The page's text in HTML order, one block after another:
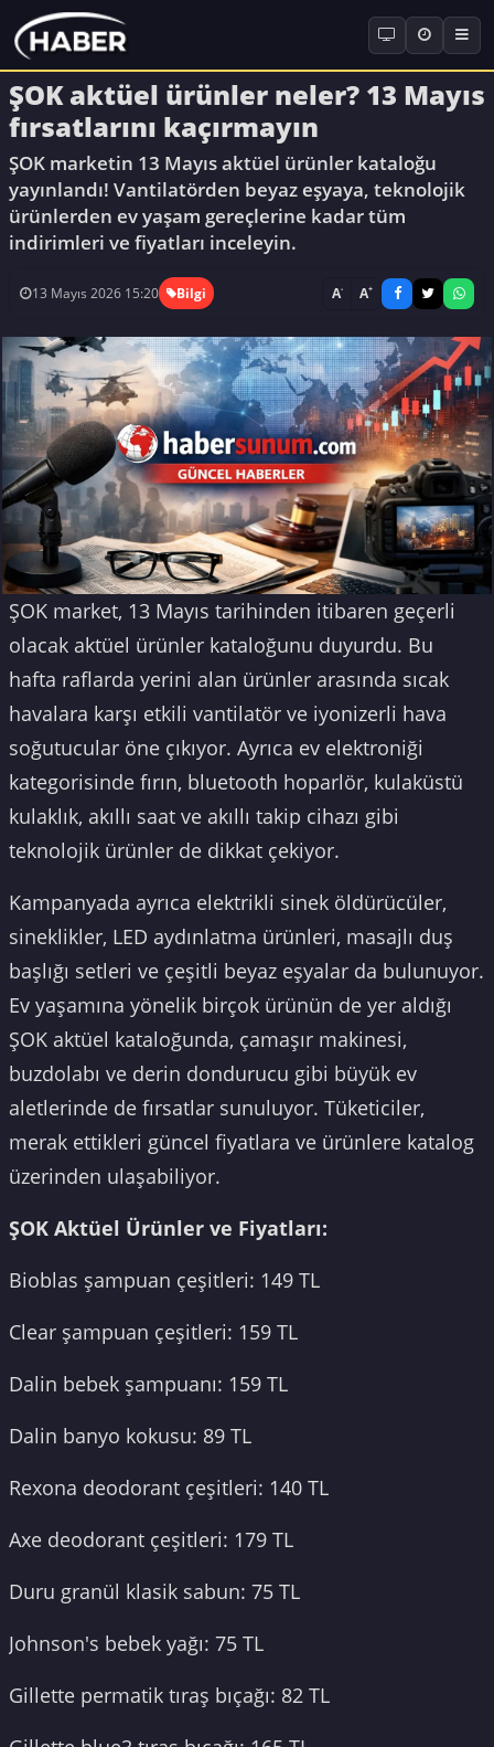
ŞOK aktüel ürünler neler? 13 Mayıs
fırsatlarını kaçırmayın
ŞOK marketin 13 Mayıs aktüel ürünler kataloğu
yayınlandı! Vantilatörden beyaz eşyaya, teknolojik
ürünlerden ev yaşam gereçlerine kadar tüm
indirimleri ve fiyatları inceleyin.
13 Mayıs 2026 15:20 Bilgi A- A+
ŞOK market, 13 Mayıs tarihinden itibaren geçerli
olacak aktüel ürünler kataloğunu duyurdu. Bu
hafta raflarda yerini alan ürünler arasında sıcak
havalara karşı etkili vantilatör ve iyonizerli hava
soğutucular öne çıkıyor. Ayrıca ev elektroniği
kategorisinde fırın, bluetooth hoparlör, kulaküstü
kulaklık, akıllı saat ve akıllı takip cihazı gibi
teknolojik ürünler de dikkat çekiyor.
Kampanyada ayrıca elektrikli sinek öldürücüler,
sineklikler, LED aydınlatma ürünleri, masajlı duş
başlığı setleri ve çeşitli beyaz eşyalar da bulunuyor.
Ev yaşamına yönelik birçok ürünün de yer aldığı
ŞOK aktüel kataloğunda, çamaşır makinesi,
buzdolabı ve derin dondurucu gibi büyük ev
aletlerinde de fırsatlar sunuluyor. Tüketiciler,
merak ettikleri güncel fiyatlara ve ürünlere katalog
üzerinden ulaşabiliyor.
ŞOK Aktüel Ürünler ve Fiyatları:
Bioblas şampuan çeşitleri: 149 TL
Clear şampuan çeşitleri: 159 TL
Dalin bebek şampuanı: 159 TL
Dalin banyo kokusu: 89 TL
Rexona deodorant çeşitleri: 140 TL
Axe deodorant çeşitleri: 179 TL
Duru granül klasik sabun: 75 TL
Johnson's bebek yağı: 75 TL
Gillette permatik tıraş bıçağı: 82 TL